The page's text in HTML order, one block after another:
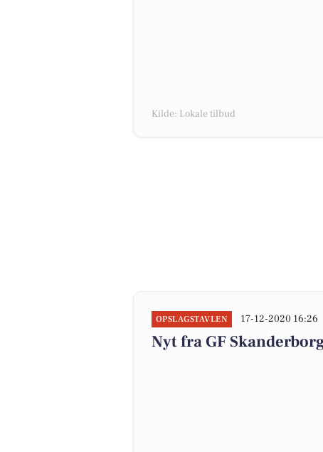
Kilde: Lokale tilbud
OPSLAGSTAVLEN 17-12-2020 16:26
Nyt fra GF